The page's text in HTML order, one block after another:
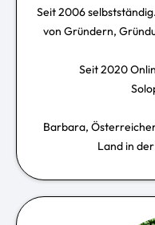
Seit 2006
von Gründern,
Seit 2020
Barbara,
Land in